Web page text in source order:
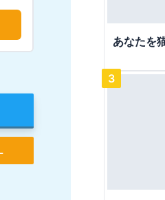
あなたを
3